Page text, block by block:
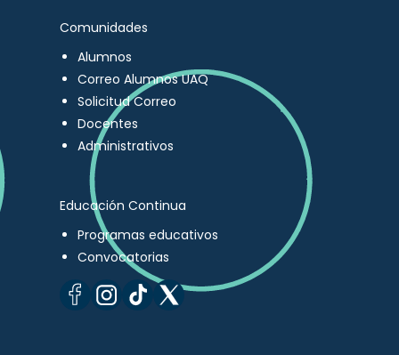
Comunidades
Alumnos
Correo Alumnos UAQ
Solicitud Correo
Docentes
Administrativos
Educación Continua
Programas educativos
Convocatorias